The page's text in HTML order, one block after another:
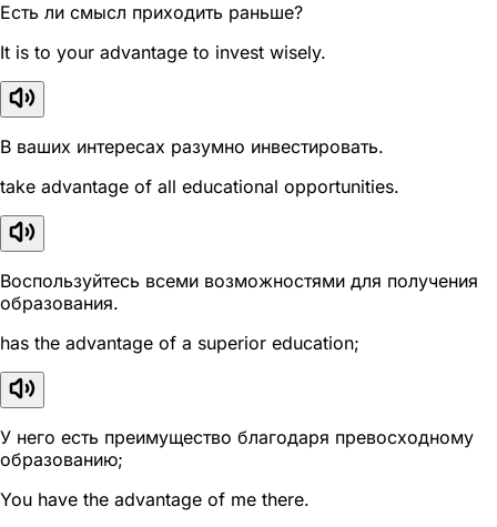
Есть ли смысл приходить раньше?
It is to your advantage to invest wisely.
В ваших интересах разумно инвестировать.
take advantage of all educational opportunities.
Воспользуйтесь всеми возможностями для получения
образования.
has the advantage of a superior education;
У него есть преимущество благодаря превосходному
образованию;
You have the advantage of me there.